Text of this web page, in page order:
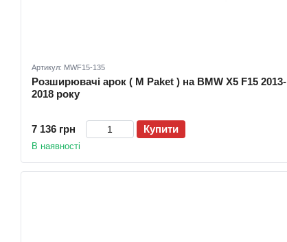
Артикул: MWF15-135
Розширювачі арок ( M Paket ) на BMW X5 F15 2013-
2018 року
7 136 грн Купити
В наявності